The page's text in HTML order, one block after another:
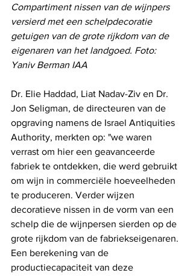
Compartiment nissen van de wijnpers
versierd met een schelpdecoratie
getuigen van de grote rijkdom van de
eigenaren van het landgoed. Foto:
Yaniv Berman IAA
Dr. Elie Haddad, Liat Nadav-Ziv en Dr.
Jon Seligman, de directeuren van de
opgraving namens de Israel Antiquities
Authority, merkten op: "we waren
verrast om hier een geavanceerde
fabriek te ontdekken, die werd gebruikt
om wijn in commerciële hoeveelheden
te produceren. Verder wijzen
decoratieve nissen in de vorm van een
schelp die de wijnpersen sierden op de
grote rijkdom van de fabriekseigenaren.
Een berekening van de
productiecapaciteit van deze